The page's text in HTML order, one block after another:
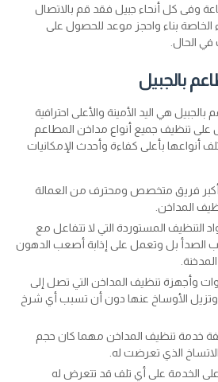
وفى كل أنحاء جبيل فقد قم بالاتصال
الخاصة بناء واحجز موعد للحصول على
الحال.
بالجبيل
هي اليد الأمينة والأعلى احترافية
على تنظيف جميع أنواع مداخن المطاعم
أنواعها بأعلى كفاءة وأحدث الإمكانيات
أكبر فريق متخصص ومحترف من العمالة
المداخن.
التنظيف المستوردة التي لا تتفاعل مع
الصدأ بل وتعمل على إذابة أصعب الدهون
وأجهزة تنظيف المداخن التي تصل إلى
الأوساخ عنها دون أن تسبب أي شرخ
خدمة تنظيف المداخن مهما كان حجم
الذي تعرضت له.
الخدمة على أي تلف قد تتعرض له